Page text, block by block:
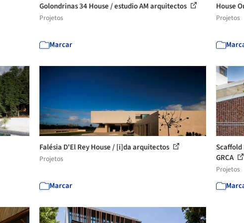
Golondrinas 34 House / estudio AM arquitectos
Projetos
Marcar
House
Projetos
Falésia D'El Rey House / [i]da arquitectos
Projetos
Marcar
Scaffold
GRCA
Projetos